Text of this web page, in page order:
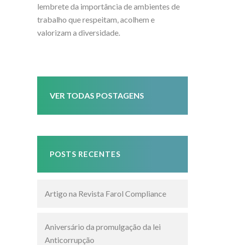
lembrete da importância de ambientes de
trabalho que respeitam, acolhem e
valorizam a diversidade.
VER TODAS POSTAGENS
POSTS RECENTES
Artigo na Revista Farol Compliance
Aniversário da promulgação da lei
Anticorrupção